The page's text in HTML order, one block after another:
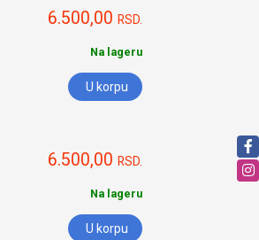
6.500,00 RSD.
Na lageru
U korpu
6.500,00 RSD.
Na lageru
U korpu